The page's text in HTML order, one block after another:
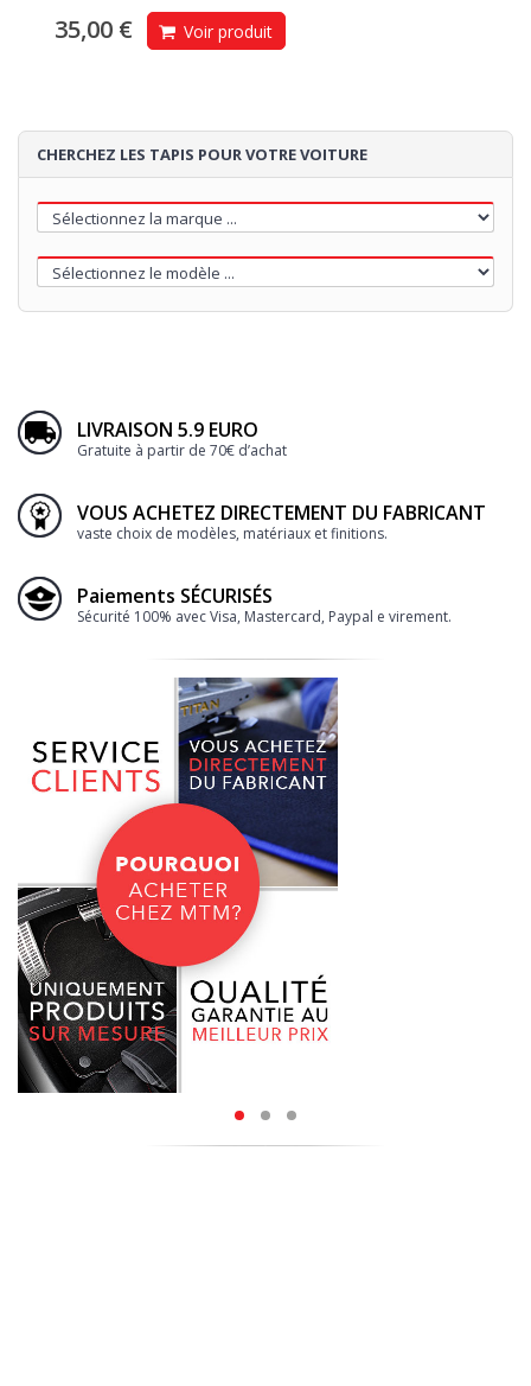
35,00 € Voir produit
CHERCHEZ LES TAPIS POUR VOTRE VOITURE
LIVRAISON 5.9 EURO
Gratuite à partir de 70€ d’achat
VOUS ACHETEZ DIRECTEMENT DU FABRICANT
vaste choix de modèles, matériaux et finitions.
Paiements SÉCURISÉS
Sécurité 100% avec Visa, Mastercard, Paypal e virement.